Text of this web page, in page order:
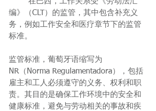
编》（CLT）的监管，其中包含补充义
务，例如工作安全和医疗章节下的监管
标准。
监管标准，葡萄牙语缩写为
NR（Norma Regulamentadora），包括
雇主和工人必须遵守的义务、权利和职
责。其目的是确保工作环境中的安全和
健康标准，避免与劳动相关的事故和疾